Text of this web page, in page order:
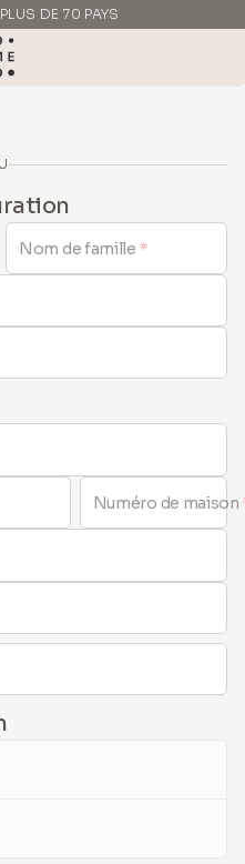
DE 70 PAYS
ITALIE
Nom de famille *
Numéro de maison